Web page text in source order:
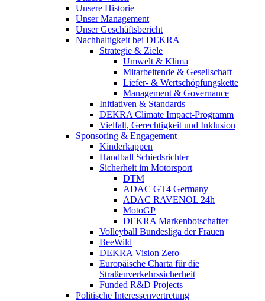
Unsere Historie
Unser Management
Unser Geschäftsbericht
Nachhaltigkeit bei DEKRA
Strategie & Ziele
Umwelt & Klima
Mitarbeitende & Gesellschaft
Liefer- & Wertschöpfungskette
Management & Governance
Initiativen & Standards
DEKRA Climate Impact-Programm
Vielfalt, Gerechtigkeit und Inklusion​
Sponsoring & Engagement
Kinderkappen
Handball Schiedsrichter
Sicherheit im Motorsport
DTM
ADAC GT4 Germany
ADAC RAVENOL 24h
MotoGP
DEKRA Markenbotschafter
Volleyball Bundesliga der Frauen
BeeWild
DEKRA Vision Zero
Europäische Charta für die
Straßenverkehrssicherheit
Funded R&D Projects
Politische Interessenvertretung